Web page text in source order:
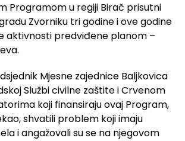
Programom u regiji Birač prisutni
Zvorniku tri godine i ove godine
aktivnosti predviđene planom –
Mjesne zajednice Baljkovica
Službi civilne zaštite i Crvenom
koji finansiraju ovaj Program,
shvatili problem koji imaju
i angažovali su se na njegovom